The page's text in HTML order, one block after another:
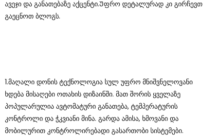
Ავეჯი Და Განათებაზე Აქცენტი.Უფრო Დეტალურად Კი Გირჩევთ
Გაეცნოთ Ბლოგს.
1.მაღალი Დონის Ტექნოლოგია Სულ Უფრო Მნიშვნელოვანი
Ხდება Მისაღები Ოთახის Დიზაინში. Მათ Შორის Ყველაზე
Პოპულარულია Ავტომატური Განათება, Ტემპერატურის
Კონტროლი Და Ჭკვიანი Მინა. Გარდა Ამისა, Ხმოვანი Და
Მობილურით Კონტროლირებადი Გასართობი Სისტემები.